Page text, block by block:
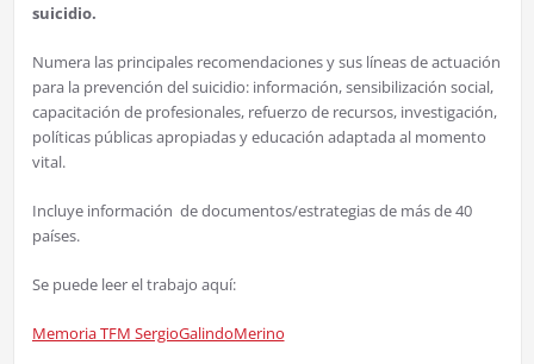
suicidio.
Numera las principales recomendaciones y sus líneas de actuación
para la prevención del suicidio: información, sensibilización social,
capacitación de profesionales, refuerzo de recursos, investigación,
políticas públicas apropiadas y educación adaptada al momento
vital.
Incluye información de documentos/estrategias de más de 40
países.
Se puede leer el trabajo aquí:
Memoria TFM SergioGalindoMerino